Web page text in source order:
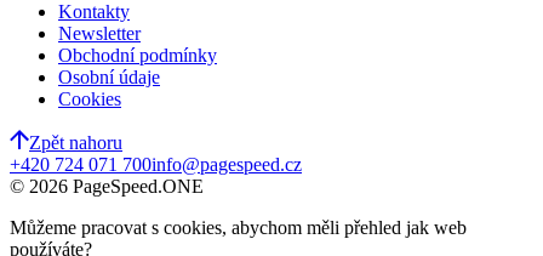
Kontakty
Newsletter
Obchodní podmínky
Osobní údaje
Cookies
Zpět nahoru
+420 724 071 700info@pagespeed.cz
© 2026 PageSpeed.ONE
Můžeme pracovat s cookies, abychom měli přehled jak web
používáte?